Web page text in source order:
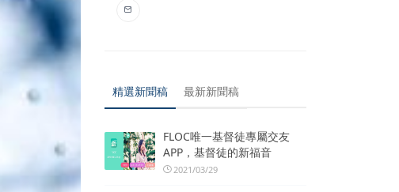
精選新聞稿 最新新聞稿
FLOC唯一基督徒專屬交友
APP，基督徒的新福音
2021/03/29